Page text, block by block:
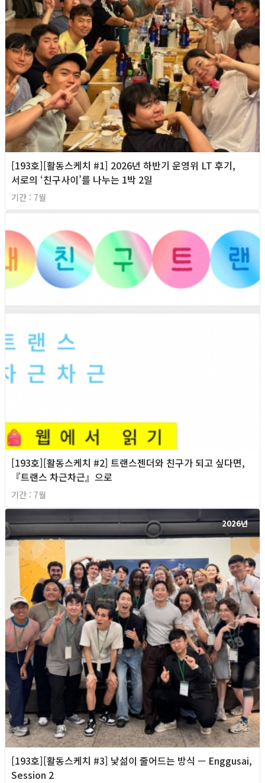
[193호][활동스케치 #1] 2026년 하반기 운영위 LT 후기,
서로의 ‘친구사이’를 나누는 1박 2일
기간 : 7월
[193호][활동스케치 #2] 트랜스젠더와 친구가 되고 싶다면,
『트랜스 차근차근』으로
기간 : 7월
2026년
[193호][활동스케치 #3] 낯섦이 줄어드는 방식 — Enggusai,
Session 2